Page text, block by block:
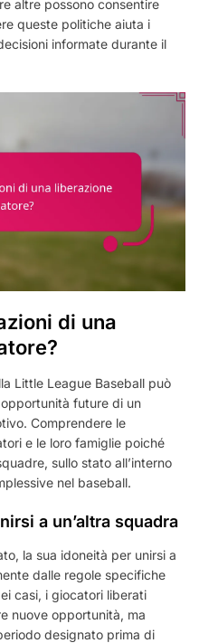
altre possono consentire
queste politiche aiuta i
informate durante il
di una
Little League Baseball può
future di un
Comprendere le
e le loro famiglie poiché
sullo stato all’interno
nel baseball.
a un’altra squadra
la sua idoneità per unirsi a
dalle regole specifiche
casi, i giocatori liberati
nuove opportunità, ma
designato prima di